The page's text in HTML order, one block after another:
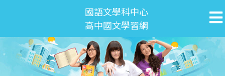
國語文學科中心
高中國文學習網